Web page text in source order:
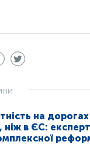
на дорогах
ніж в ЄС: